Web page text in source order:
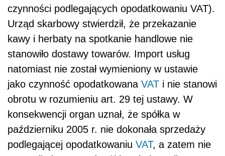
czynności podlegających opodatkowaniu VAT).
Urząd skarbowy stwierdził, że przekazanie
kawy i herbaty na spotkanie handlowe nie
stanowiło dostawy towarów. Import usług
natomiast nie został wymieniony w ustawie
jako czynność opodatkowana VAT i nie stanowi
obrotu w rozumieniu art. 29 tej ustawy. W
konsekwencji organ uznał, że spółka w
październiku 2005 r. nie dokonała sprzedaży
podlegającej opodatkowaniu VAT, a zatem nie